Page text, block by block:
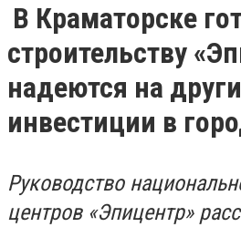
В Краматорске
строительству
надеются на
инвестиции в
Руководство
центров «Эпицентр»